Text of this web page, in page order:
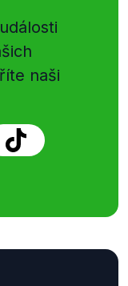
naši